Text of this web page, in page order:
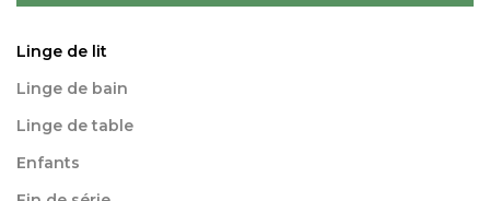
Linge de lit
Linge de bain
Linge de table
Enfants